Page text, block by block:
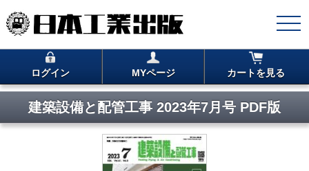
ログイン MYページ カートを見る
建築設備と配管工事 2023年7月号 PDF版